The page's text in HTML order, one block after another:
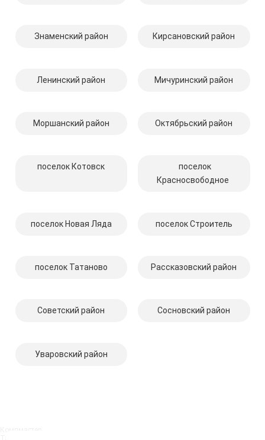
Знаменский район Кирсановский район
Ленинский район Мичуринский район
Моршанский район Октябрьский район
поселок Котовск
поселок
Красносвободное
поселок Новая Ляда поселок Строитель
поселок Татаново Рассказовский район
Советский район Сосновский район
Уваровский район